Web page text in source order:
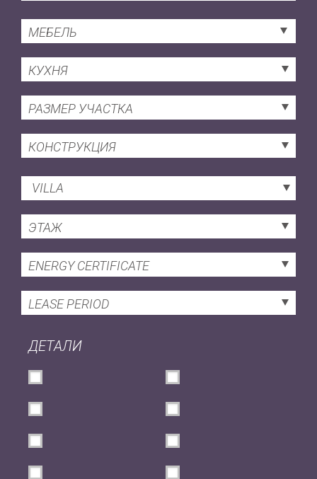
МЕБЕЛЬ
КУХНЯ
РАЗМЕР УЧАСТКА
КОНСТРУКЦИЯ
VILLA
ЭТАЖ
ENERGY CERTIFICATE
LEASE PERIOD
ДЕТАЛИ